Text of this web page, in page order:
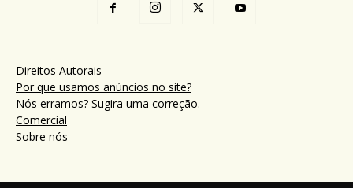
Direitos Autorais
Por que usamos anúncios no site?
Nós erramos? Sugira uma correção.
Comercial
Sobre nós